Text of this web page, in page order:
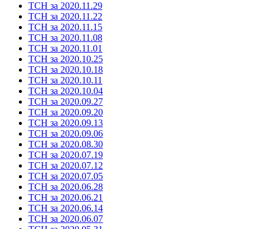
ТСН за 2020.11.29
ТСН за 2020.11.22
ТСН за 2020.11.15
ТСН за 2020.11.08
ТСН за 2020.11.01
ТСН за 2020.10.25
ТСН за 2020.10.18
ТСН за 2020.10.11
ТСН за 2020.10.04
ТСН за 2020.09.27
ТСН за 2020.09.20
ТСН за 2020.09.13
ТСН за 2020.09.06
ТСН за 2020.08.30
ТСН за 2020.07.19
ТСН за 2020.07.12
ТСН за 2020.07.05
ТСН за 2020.06.28
ТСН за 2020.06.21
ТСН за 2020.06.14
ТСН за 2020.06.07